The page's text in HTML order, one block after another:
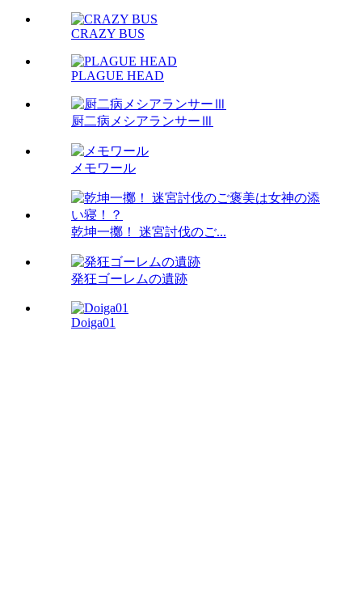
CRAZY BUS
PLAGUE HEAD
厨二病メシアランサーⅢ
メモワール
乾坤一擲！ 迷宮討伐のご...
発狂ゴーレムの遺跡
Doiga01